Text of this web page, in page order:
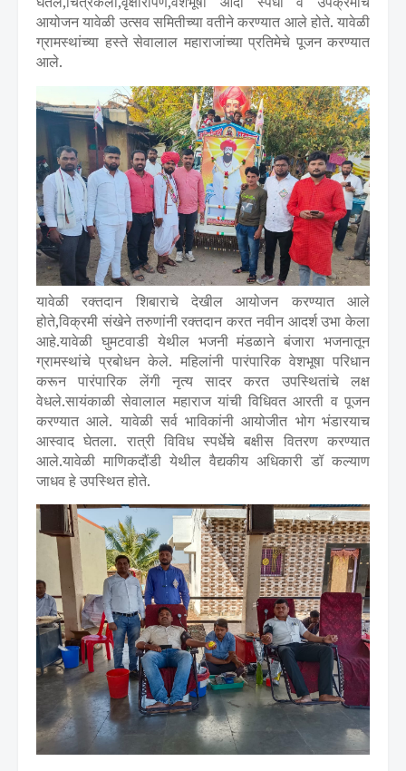
आयोजन यावेळी उत्सव समितीच्या वतीने करण्यात आले होते. यावेळी
ग्रामस्थांच्या हस्ते सेवालाल महाराजांच्या प्रतिमेचे पूजन करण्यात
आले.
यावेळी रक्तदान शिबाराचे देखील आयोजन करण्यात आले
होते,विक्रमी संखेने तरुणांनी रक्तदान करत नवीन आदर्श उभा केला
आहे.यावेळी घुमटवाडी येथील भजनी मंडळाने बंजारा भजनातून
ग्रामस्थांचे प्रबोधन केले. महिलांनी पारंपारिक वेशभूषा परिधान
करून पारंपारिक लेंगी नृत्य सादर करत उपस्थितांचे लक्ष
वेधले.सायंकाळी सेवालाल महाराज यांची विधिवत आरती व पूजन
करण्यात आले. यावेळी सर्व भाविकांनी आयोजीत भोग भंडारयाच
आस्वाद घेतला. रात्री विविध स्पर्धेचे बक्षीस वितरण करण्यात
आले.यावेळी माणिकदौंडी येथील वैद्यकीय अधिकारी डॉ कल्याण
जाधव हे उपस्थित होते.